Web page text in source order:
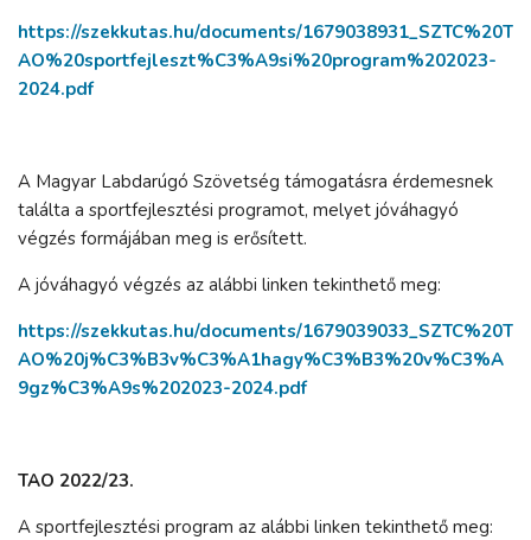
https://szekkutas.hu/documents/1679038931_SZTC%20T
AO%20sportfejleszt%C3%A9si%20program%202023-
2024.pdf
A Magyar Labdarúgó Szövetség támogatásra érdemesnek
találta a sportfejlesztési programot, melyet jóváhagyó
végzés formájában meg is erősített.
A jóváhagyó végzés az alábbi linken tekinthető meg:
https://szekkutas.hu/documents/1679039033_SZTC%20T
AO%20j%C3%B3v%C3%A1hagy%C3%B3%20v%C3%A
9gz%C3%A9s%202023-2024.pdf
TAO 2022/23.
A sportfejlesztési program az alábbi linken tekinthető meg: